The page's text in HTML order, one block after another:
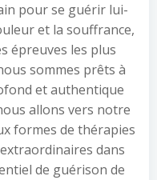
pour se guérir lui-
et la souffrance,
épreuves les plus
sommes prêts à
et authentique
allons vers notre
formes de thérapies
dans
de guérison de